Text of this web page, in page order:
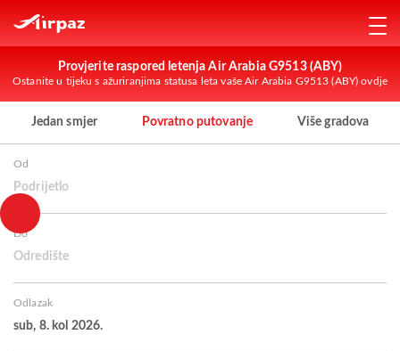
Provjerite raspored letenja Air Arabia G9513 (ABY)
Ostanite u tijeku s ažuriranjima statusa leta vaše Air Arabia G9513 (ABY) ovdje
Jedan smjer Povratno putovanje Više gradova
Od
Podrijetlo
Do
Odredište
Odlazak
sub, 8. kol 2026.